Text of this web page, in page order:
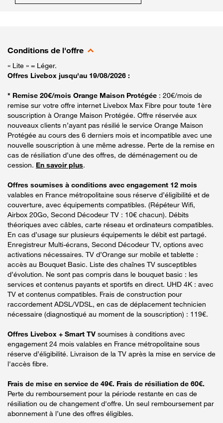
Conditions de l'offre
« Lite » = Léger.
Offres Livebox jusqu'au 19/08/2026 :
* Remise 20€/mois Orange Maison Protégée : 20€/mois de
remise sur votre offre internet Livebox Max Fibre pour toute 1ère
souscription à Orange Maison Protégée. Offre réservée aux
nouveaux clients n’ayant pas résilié le service Orange Maison
Protégée au cours des 6 derniers mois et incompatible avec une
nouvelle souscription à une même adresse. Perte de la remise en
cas de résiliation d’une des offres, de déménagement ou de
cession. En savoir plus.
Offres soumises à conditions avec engagement 12 mois
valables en France métropolitaine sous réserve d’éligibilité et de
couverture, avec équipements compatibles. (Répéteur Wifi,
Airbox 20Go, Second Décodeur TV : 10€ chacun). Débits
théoriques avec câbles, carte réseau et ordinateurs compatibles.
En cas d’usage sur plusieurs équipements le débit est partagé.
Enregistreur Multi-écrans, Second Décodeur TV, options avec
activations nécessaires. TV d’Orange sur mobile et tablette :
accès au Bouquet Basic. Liste des chaînes TV susceptibles
d’évolution. Ne sont pas compris dans le bouquet basic : les
services et contenus payants et sportifs en direct. UHD 4K : avec
TV et contenus compatibles. Frais de construction pour
raccordement ADSL/VDSL, en cas de déplacement technicien
nécessaire (diagnostiqué au moment de la souscription) : 119€.
Offres Livebox + Smart TV soumises à conditions avec
engagement 24 mois valables en France métropolitaine sous
réserve d’éligibilité. Livraison de la TV après la mise en service de
l'accès fibre.
Frais de mise en service de 49€. Frais de résiliation de 60€.
Perte du remboursement pour la période restante en cas de
résiliation ou de changement d'offre. Un seul remboursement par
abonnement à l’une des offres éligibles.